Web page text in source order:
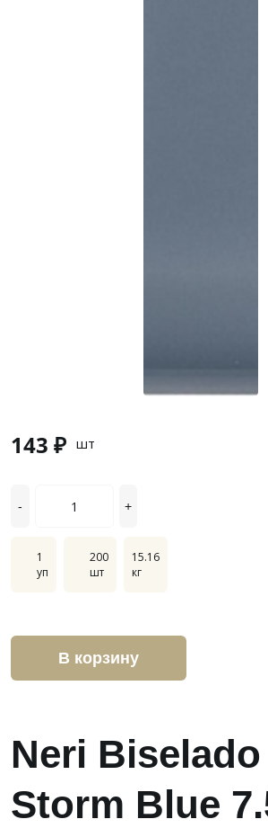
Neri Biselado
Storm Blue
143 ₽ шт
- +
1
уп
200
шт
15.16
кг
В корзину